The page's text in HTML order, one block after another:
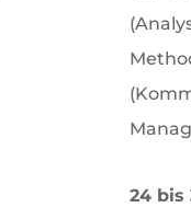
24 bis